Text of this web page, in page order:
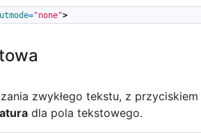
="none">
zwykłego tekstu, z przyciskiem
dla pola tekstowego.